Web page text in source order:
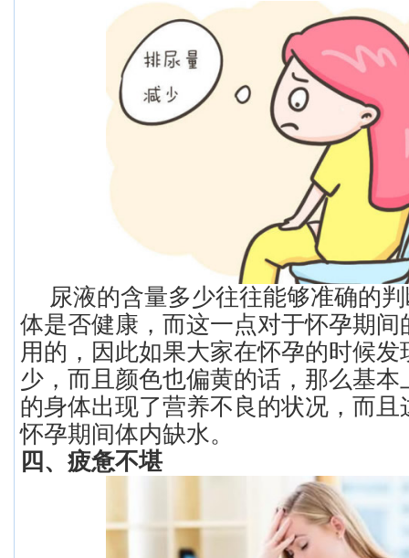
尿液的含量多少往往能够准确的
体是否健康，而这一点对于怀孕期间
用的，因此如果大家在怀孕的时候
少，而且颜色也偏黄的话，那么基
的身体出现了营养不良的状况，而
怀孕期间体内缺水。
四、疲惫不堪